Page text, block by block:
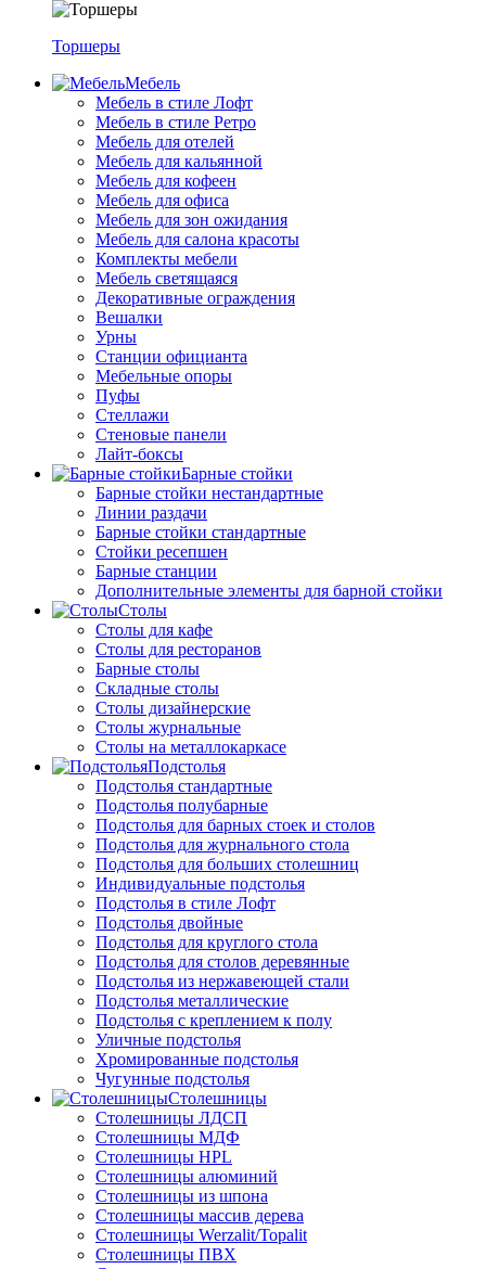
Торшеры
Мебель
Мебель в стиле Лофт
Мебель в стиле Ретро
Мебель для отелей
Мебель для кальянной
Мебель для кофеен
Мебель для офиса
Мебель для зон ожидания
Мебель для салона красоты
Комплекты мебели
Мебель светящаяся
Декоративные ограждения
Вешалки
Урны
Станции официанта
Мебельные опоры
Пуфы
Стеллажи
Стеновые панели
Лайт-боксы
Барные стойки
Барные стойки нестандартные
Линии раздачи
Барные стойки стандартные
Стойки ресепшен
Барные станции
Дополнительные элементы для барной стойки
Столы
Столы для кафе
Столы для ресторанов
Барные столы
Складные столы
Столы дизайнерские
Столы журнальные
Столы на металлокаркасе
Подстолья
Подстолья стандартные
Подстолья полубарные
Подстолья для барных стоек и столов
Подстолья для журнального стола
Подстолья для больших столешниц
Индивидуальные подстолья
Подстолья в стиле Лофт
Подстолья двойные
Подстолья для круглого стола
Подстолья для столов деревянные
Подстолья из нержавеющей стали
Подстолья металлические
Подстолья с креплением к полу
Уличные подстолья
Хромированные подстолья
Чугунные подстолья
Столешницы
Столешницы ЛДСП
Столешницы МДФ
Столешницы HPL
Столешницы алюминий
Столешницы из шпона
Столешницы массив дерева
Столешницы Werzalit/Topalit
Столешницы ПВХ